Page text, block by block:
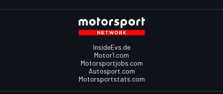
InsideEvs.de
Motor1.com
Motorsportjobs.com
Autosport.com
Motorsportstats.com